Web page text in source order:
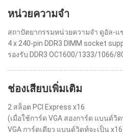
หน่วยความจำ
สถาปัตยากรรมหน่วยความจำ ดูอัล-แ
4 x 240-pin DDR3 DIMM socket
รองรับ DDR3 OC1600/1333/1066/
ช่องเสียบเพิ่มเติม
2 สล็อต PCI Express x16
(เมื่อใช้การ์ด VGA สองการ์ด แบนด์วิ
VGA การ์ดเดียว แบนด์วิดท์จะเป็น